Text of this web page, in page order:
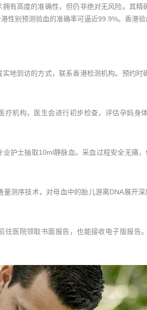
高度的准确性，但仍非绝对无风险。其精
性别预测验血的准确率可逼近99.9%。香港
到访的方式，联系香港检测机构。预约时
机构，医生会进行初步检查，评估孕妈身
士抽取10ml静脉血。采血过程安全无痛，
序技术，对母血中的胎儿游离DNA展开深
医院领取书面报告，也能接收电子版报告